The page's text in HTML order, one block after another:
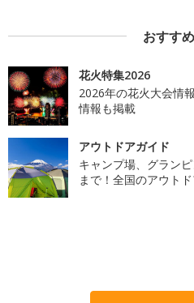
おすす
花火特集2026
2026年の花火大会情
情報も掲載
アウトドアガイド
キャンプ場、グラン
まで！全国のアウト